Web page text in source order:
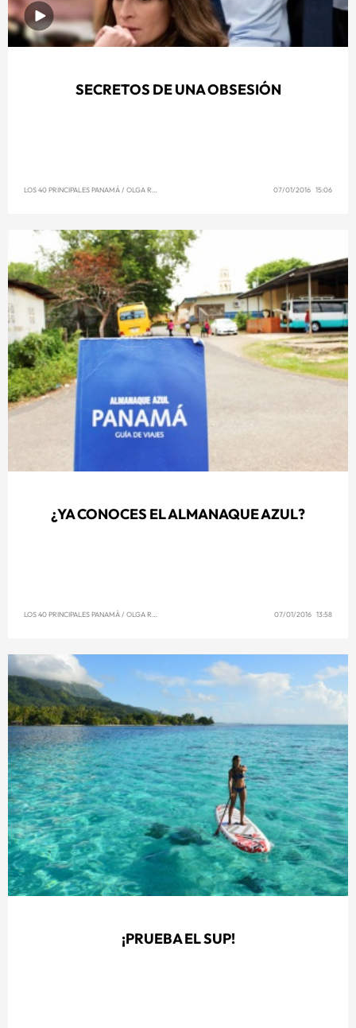
SECRETOS DE UNA OBSESIÓN
LOS 40 PRINCIPALES PANAMÁ/ OLGA REYNA 07/01/2016 15:06
¿YA CONOCES EL ALMANAQUE AZUL?
LOS 40 PRINCIPALES PANAMÁ/ OLGA REYNA 07/01/2016 13:58
¡PRUEBA EL SUP!